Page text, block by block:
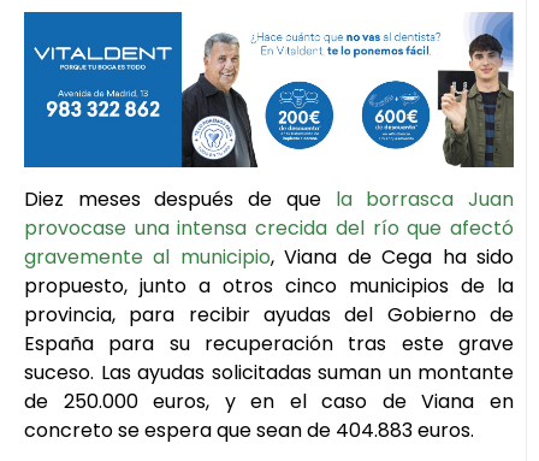
Diez meses después de quela borrasca Juan
provocase una intensa crecida del río que afectó
gravemente al municipio, Viana de Cega ha sido
propuesto, junto a otros cinco municipios de la
provincia, para recibir ayudas del Gobierno de
España para su recuperación tras este grave
suceso. Las ayudas solicitadas suman un montante
de 250.000 euros, y en el caso de Viana en
concreto se espera que sean de 404.883 euros.